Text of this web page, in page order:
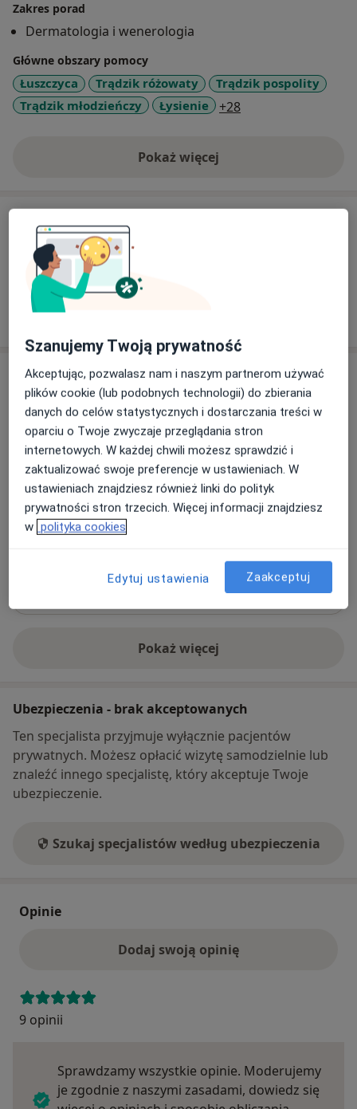
Zakres porad
Dermatologia i wenerologia
Główne obszary pomocy
Łuszczyca Trądzik różowaty
Trądzik pospolity
Trądzik młodzieńczy
Łysienie +28
Pokaż więcejo doświadczeniu
Usługi i ceny
Brak informacji o usługach i cenach
Ten lekarz nie dodał jeszcze informacji o usługach i
Adres
Apimed Wielospecjalistyczne Gabinety
Lekarskie
os. Dębina 103, Wilda, 61-450Poznań
Powiększ mapęotwiera się w nowej karcie
Co mam zrobić w tej sytuacji?
Pokaż więcej
o adresie
Ubezpieczenia - brak akceptowanych
Ten specjalista przyjmuje wyłącznie pacjentów
prywatnych. Możesz opłacić wizytę samodzielnie lub
znaleźć innego specjalistę, który akceptuje Twoje
ubezpieczenie.
Szukaj specjalistów według ubezpieczenia
Opinie
Dodaj swoją opinię
9 opinii
Sprawdzamy wszystkie opinie. Moderujemy
je zgodnie z naszymi zasadami, dowiedz się
Szanujemy Twoją prywatność
Akceptując, pozwalasz nam i naszym partnerom używać
plików cookie (lub podobnych technologii) do zbierania
danych do celów statystycznych i dostarczania treści w
oparciu o Twoje zwyczaje przeglądania stron
internetowych. W każdej chwili możesz sprawdzić i
zaktualizować swoje preferencje w ustawieniach. W
ustawieniach znajdziesz również linki do polityk
prywatności stron trzecich. Więcej informacji znajdziesz
w polityka cookies
Edytuj ustawienia Zaakceptuj